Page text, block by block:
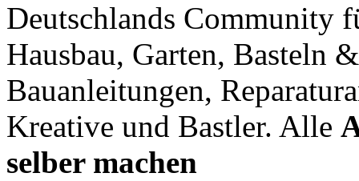
Deutschlands Community
Hausbau, Garten, Basteln
Bauanleitungen,
Kreative und Bastler. Alle
selber machen